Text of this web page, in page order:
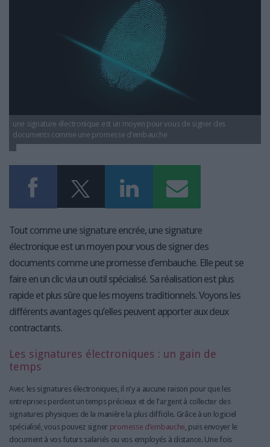
L'ESPACE EMPLOI
L'ANNUAIRE DES ACTEURS
NOS OFFRES D'ABONNEMENTS
une signature électronique est un moyen pour vous de signer des
documents comme une promesse d’embauche
Tout comme une signature encrée, une signature
électronique est un moyen pour vous de signer des
documents comme une promesse d’embauche. Elle peut se
faire en un clic via un outil spécialisé. Sa réalisation est plus
rapide et plus sûre que les moyens traditionnels. Voyons les
différents avantages qu’elles peuvent apporter aux deux
contractants.
Les signatures électroniques : un gain de
temps
Avec les signatures électroniques, il n'y a aucune raison pour que les
entreprises perdent un temps précieux et de l'argent à collecter des
signatures physiques de la manière la plus difficile. Grâce à un logiciel
spécialisé, vous pouvez signer promesse d’embauche, puis envoyer le
document à vos futurs salariés ou vos employés à distance. Une fois